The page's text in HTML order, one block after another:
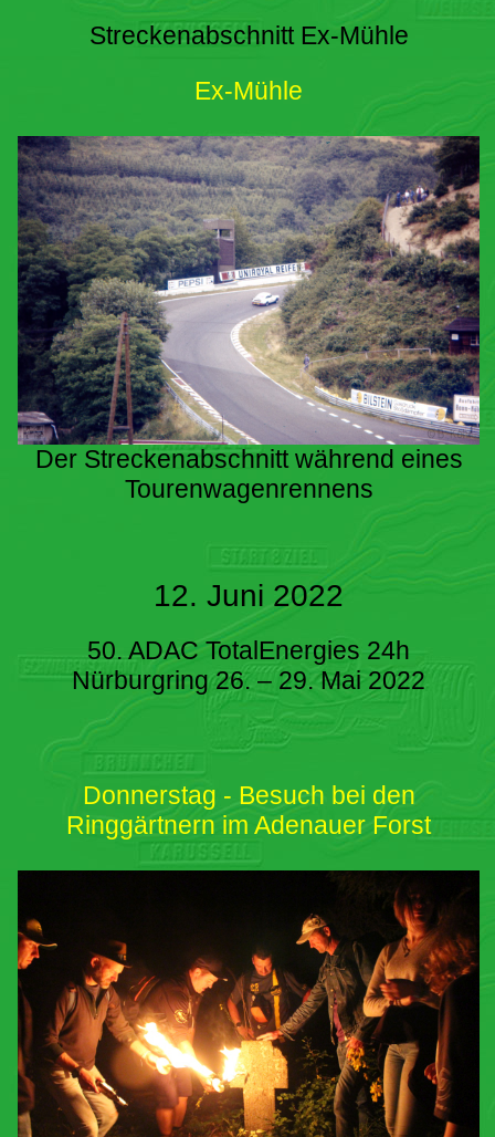
Streckenabschnitt Ex-Mühle
Ex-Mühle
Der Streckenabschnitt während eines
Tourenwagenrennens
12. Juni 2022
50. ADAC TotalEnergies 24h
Nürburgring 26. – 29. Mai 2022
Donnerstag - Besuch bei den
Ringgärtnern im Adenauer Forst